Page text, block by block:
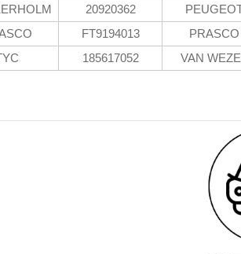
20920362
FT9194013
PRASCO
185617052 VAN